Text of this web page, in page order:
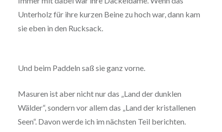
Unterholz für ihre kurzen Beine zu hoch war, dann kam
sie eben in den Rucksack.
Und beim Paddeln saß sie ganz vorne.
Masuren ist aber nicht nur das „Land der dunklen
Wälder“, sondern vor allem das „Land der kristallenen
Seen“. Davon werde ich im nächsten Teil berichten.